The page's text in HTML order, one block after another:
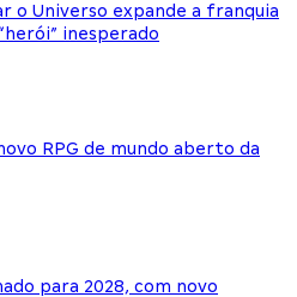
o Universo expande a franquia
inesperado
RPG de mundo aberto da
para 2028, com novo